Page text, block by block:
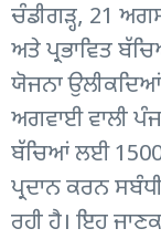
ਚੰਡੀਗੜ੍ਹ, 21
ਅਤੇ ਪ੍ਰਭਾਵਿਤ
ਯੋਜਨਾ
ਅਗਵਾਈ ਵਾਲੀ
ਬੱਚਿਆਂ ਲਈ 1500
ਪ੍ਰਦਾਨ ਕਰਨ
ਰਹੀ ਹੈ। ਇਹ